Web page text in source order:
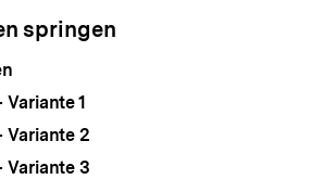
springen
Variante 1
Variante 2
Variante 3